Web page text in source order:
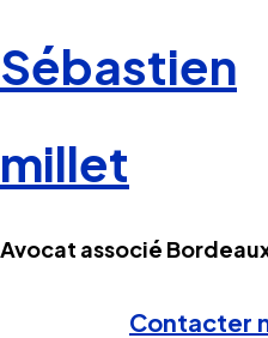
Sébastien
millet
Avocat associé
Contacter